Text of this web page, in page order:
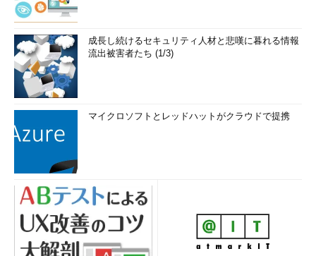
成長し続けるセキュリティ人材と悲嘆に暮れる情報
流出被害者たち (1/3)
マイクロソフトとレッドハットがクラウドで提携